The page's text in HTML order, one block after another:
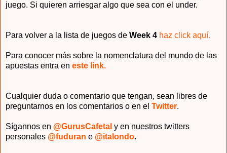
juego. Si quieren arriesgar algo que sea con el under.
Para volver a la lista de juegos de Week 4 haz click aquí.
Para conocer más sobre la nomenclatura del mundo de las
apuestas entra en este link.
Cualquier duda o comentario que tengan, sean libres de
preguntarnos en los comentarios o en el Twitter.
Sígannos en @GurusCafetal y en nuestros twitters
personales @fuduran e @italondo.